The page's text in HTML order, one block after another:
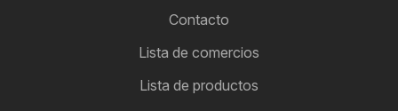
Contacto
Lista de comercios
Lista de productos